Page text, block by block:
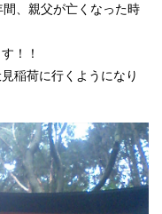
、親父が亡くなった時
！！
稲荷に行くようになり